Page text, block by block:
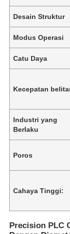
Desain Struktur
Modus Operasi
Catu Daya
Kecepatan
Industri yang
Berlaku
Poros
Cahaya Tinggi:
Precision PLC